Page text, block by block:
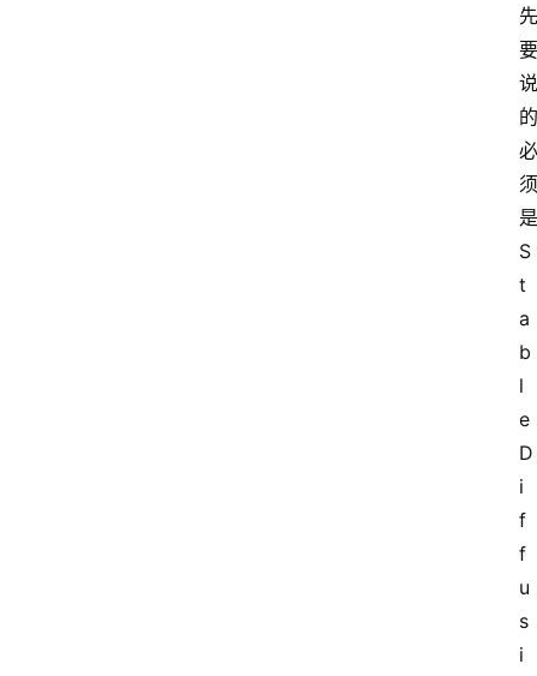
先
要
说
的
必
须
是
S
t
a
b
l
e
D
i
f
f
u
s
i